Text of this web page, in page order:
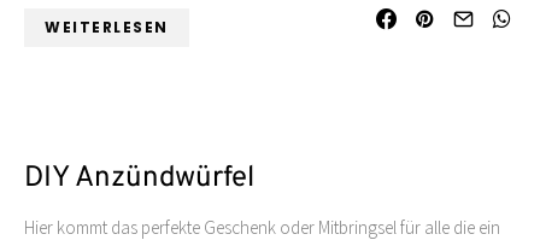
WEITERLESEN
DIY Anzündwürfel
Hier kommt das perfekte Geschenk oder Mitbringsel für alle die ein